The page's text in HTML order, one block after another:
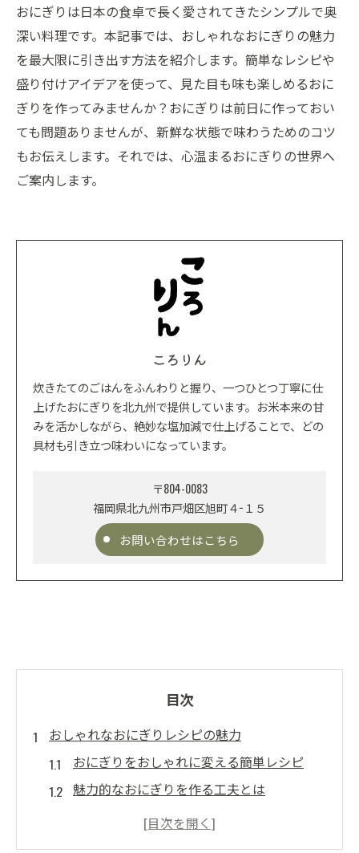
おにぎりは日本の食卓で長く愛されてきたシンプルで奥
深い料理です。本記事では、おしゃれなおにぎりの魅力
を最大限に引き出す方法を紹介します。簡単なレシピや
盛り付けアイデアを使って、見た目も味も楽しめるおに
ぎりを作ってみませんか？おにぎりは前日に作っておい
ても問題ありませんが、新鮮な状態で味わうためのコツ
もお伝えします。それでは、心温まるおにぎりの世界へ
ご案内します。
ころりん
炊きたてのごはんをふんわりと握り、一つひとつ丁寧に仕
上げたおにぎりを北九州で提供しています。お米本来の甘
みを活かしながら、絶妙な塩加減で仕上げることで、どの
具材も引き立つ味わいになっています。
〒804-0083
福岡県北九州市戸畑区旭町４−１５
お問い合わせはこちら
目次
おしゃれなおにぎりレシピの魅力
おにぎりをおしゃれに変える簡単レシピ
魅力的なおにぎりを作る工夫とは
毎日が楽しくなるおしゃれなレシピ探し